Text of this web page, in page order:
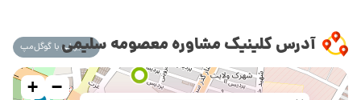
آدرس کلینیک مشاوره معصومه سلیمیمسیریابی با گوگل‌مپ
+ −